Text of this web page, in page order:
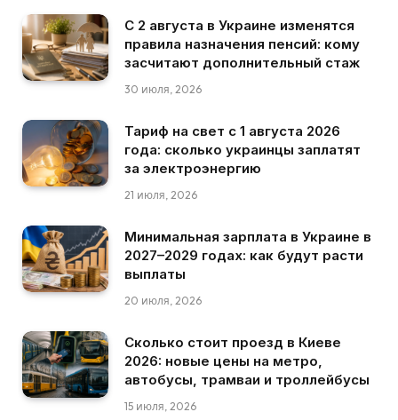
С 2 августа в Украине изменятся
правила назначения пенсий: кому
засчитают дополнительный стаж
30 июля, 2026
Тариф на свет с 1 августа 2026
года: сколько украинцы заплатят
за электроэнергию
21 июля, 2026
Минимальная зарплата в Украине в
2027–2029 годах: как будут расти
выплаты
20 июля, 2026
Сколько стоит проезд в Киеве
2026: новые цены на метро,
автобусы, трамваи и троллейбусы
15 июля, 2026